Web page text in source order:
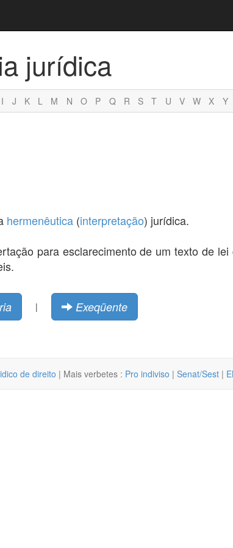
jurídica
I J K L M N O P Q R S T U V W X Y
hermenêutica (interpretação) jurídica.
para esclarecimento de um texto de
| Exeqüente
de direito | Mais verbetes : Pro indiviso | Senat/Sest |